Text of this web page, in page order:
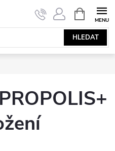
HLEDAT
NÁKUPNÍ
KOŠÍK